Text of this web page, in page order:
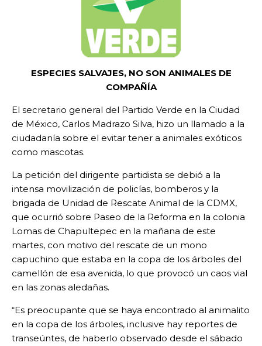
ESPECIES SALVAJES, NO SON ANIMALES DE
COMPAÑÍA
El secretario general del Partido Verde en la Ciudad
de México, Carlos Madrazo Silva, hizo un llamado a la
ciudadanía sobre el evitar tener a animales exóticos
como mascotas.
La petición del dirigente partidista se debió a la
intensa movilización de policías, bomberos y la
brigada de Unidad de Rescate Animal de la CDMX,
que ocurrió sobre Paseo de la Reforma en la colonia
Lomas de Chapultepec en la mañana de este
martes, con motivo del rescate de un mono
capuchino que estaba en la copa de los árboles del
camellón de esa avenida, lo que provocó un caos vial
en las zonas aledañas.
“Es preocupante que se haya encontrado al animalito
en la copa de los árboles, inclusive hay reportes de
transeúntes, de haberlo observado desde el sábado